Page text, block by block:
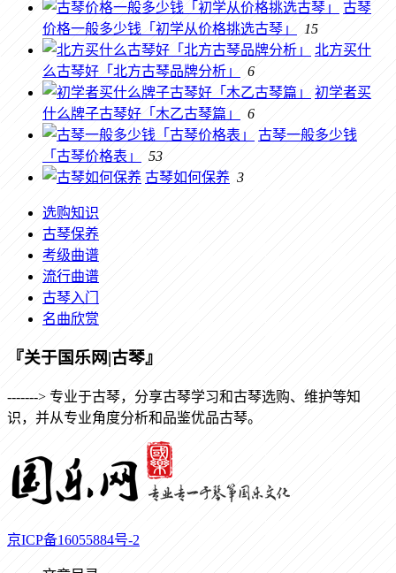
古琴
价格一般多少钱「初学从价格挑选古琴」
15
北方买什
么古琴好「北方古琴品牌分析」
6
初学者买
什么牌子古琴好「木乙古琴篇」
6
古琴一般多少钱
「古琴价格表」
53
古琴如何保养 3
选购知识
古琴保养
考级曲谱
流行曲谱
古琴入门
名曲欣赏
『关于国乐网|古琴』
-------> 专业于古琴，分享古琴学习和古琴选购、维护等知
识，并从专业角度分析和品鉴优品古琴。
京ICP备16055884号-2